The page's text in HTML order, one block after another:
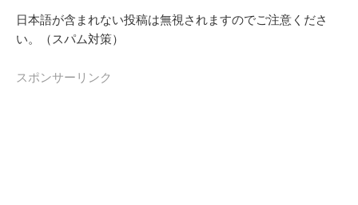
日本語が含まれない投稿は無視されますのでご注意くださ
い。（スパム対策）
スポンサーリンク